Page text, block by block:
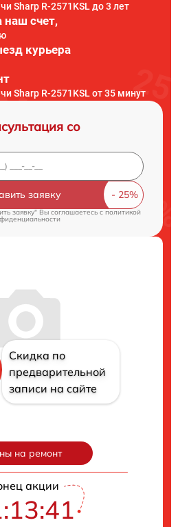
Sharp R-2571KSL до 3 лет
наш счет,
курьера
Sharp R-2571KSL от 35 минут
со
заявку
заявку" Вы соглашаетесь cполитикой
Скидка по
предварительной
записи на сайте
на ремонт
акции